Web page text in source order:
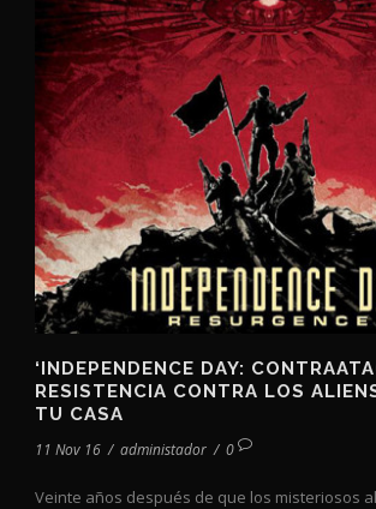
‘INDEPENDENCE DAY:
RESISTENCIA CONTRA LOS
TU CASA
11 Nov 16 / administador / 0
Veinte años después de que los misteriosos